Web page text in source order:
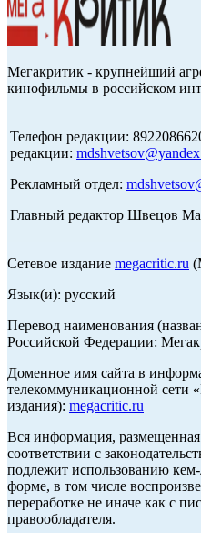
Мегакритик - крупнейший
кинофильмы в российском
Телефон редакции:
редакции:
Рекламный отдел:
Главный редактор Швецов
Сетевое издание megacritic.ru
Язык(и): русский
Перевод наименования
Российской Федерации:
Доменное имя сайта в
телекоммуникационной сети
издания): megacritic.ru
Вся информация, размещенная
соответствии с
подлежит использованию
форме, в том числе
переработке не иначе как с
правообладателя.